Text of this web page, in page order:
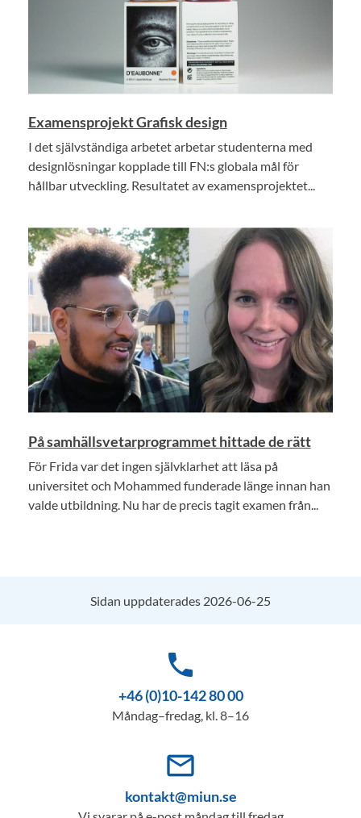
Examensprojekt Grafisk design
I det självständiga arbetet arbetar studenterna med
designlösningar kopplade till FN:s globala mål för
hållbar utveckling. Resultatet av examensprojektet...
På samhällsvetarprogrammet hittade de rätt
För Frida var det ingen självklarhet att läsa på
universitet och Mohammed funderade länge innan han
valde utbildning. Nu har de precis tagit examen från...
Sidan uppdaterades 2026-06-25
phone
+46 (0)10-142 80 00
Måndag–fredag, kl. 8–16
mail_outline
kontakt@miun.se